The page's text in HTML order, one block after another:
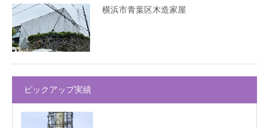
横浜市青葉区木造家屋
ピックアップ実績